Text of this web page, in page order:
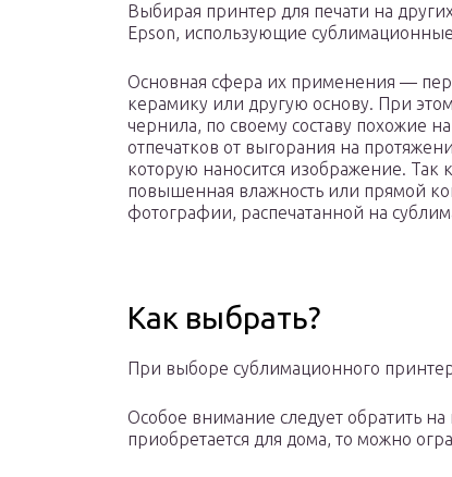
Выбирая принтер для печати на
Epson, использующие
Основная сфера их применения —
керамику или другую основу. При
чернила, по своему составу похожие
отпечатков от выгорания на
которую наносится изображение. Так
повышенная влажность или прямой
фотографии, распечатанной на
Как выбрать?
При выборе сублимационного
Особое внимание следует обратить
приобретается для дома, то можно